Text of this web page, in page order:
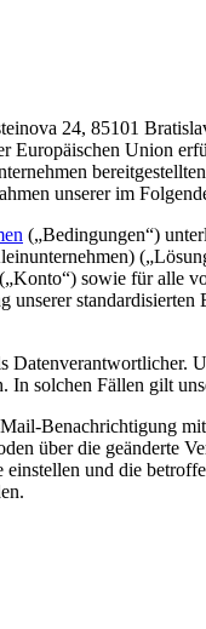
24, 85101
Europäischen Union
unserer im
(„Bedingungen“)
(„
Konto“) sowie für alle
unserer
In solchen Fällen gilt
Benachrichtigung
über die geänderte
und die